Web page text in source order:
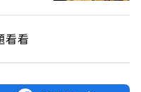
看看